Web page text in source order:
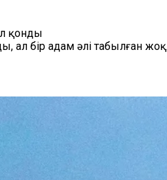
қонды
бір адам әлі табылған жоқ.